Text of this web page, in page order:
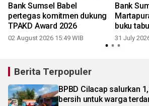
Bank Sumsel Babel
pertegas komitmen dukung
TPAKD Award 2026
02 August 2026 15:49 WIB
Bank
buku
Yonif TP
31 July
Berita Terpopuler
BPBD Cilacap salurkan
bersih untuk warga